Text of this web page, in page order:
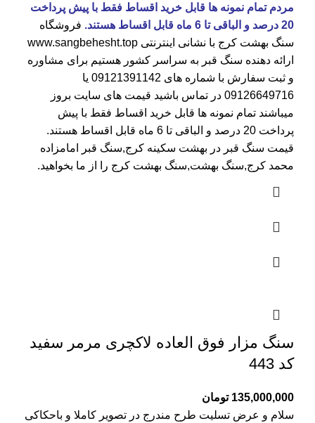
مردم تمام نمونه ها قابل خرید اقساط فقط با پیش پرداخت
20 درصد و الباقی تا 6 ماه قابل اقساط هستند.
فروشگاه
سنگ بهشت کرج با نشانی اینترنتی www.sangbehesht.top
ارائه دهنده سنگ قبر به سراسر کشور هستیم برای مشاوره
و ثبت سفارش با شماره های 09121391142 یا
09126649716 در تماس باشید قیمت های سایت بروز
میباشند تمام نمونه ها قابل خرید اقساط فقط با پیش
پرداخت 20 درصد و الباقی تا 6 ماه قابل اقساط هستند.
قیمت سنگ قبر در بهشت سکینه کرج,سنگ قبر امامزاده
محمد کرج,سنگ بهشت,سنگ بهشت کرج را از ما بخواهید.
سنگ مزار فوق العاده لاکچری مرمر سفید
کد 443
135,000,000 تومان
سلام و عرض تسلیت طرح مندرج در تصویر کاملا و باحکاکی